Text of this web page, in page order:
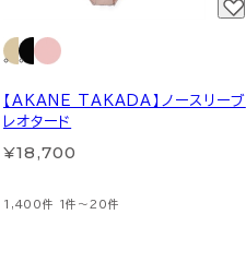
【AKANE TAKADA】ノースリーブ
レオタード
¥18,700
1,400件 1件～20件